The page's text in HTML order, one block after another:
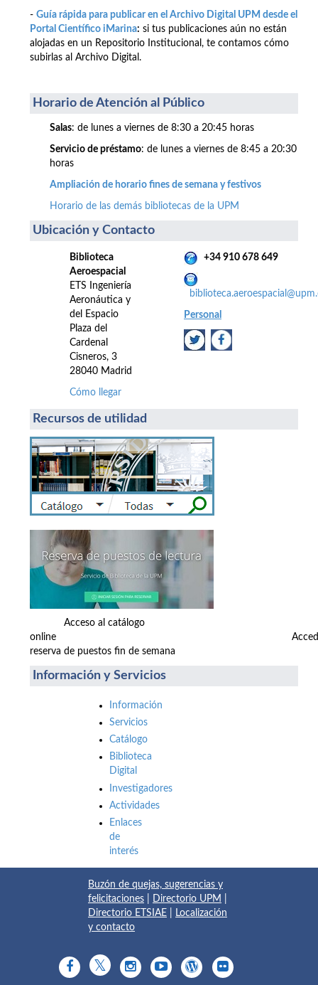
- Guía rápida para publicar en el Archivo Digital UPM desde el
Portal Científico iMarina: si tus publicaciones aún no están
alojadas en un Repositorio Institucional, te contamos cómo
subirlas al Archivo Digital.
Horario de Atención al Público
Salas: de lunes a viernes de 8:30 a 20:45 horas
Servicio de préstamo: de lunes a viernes de 8:45 a 20:30
horas
Ampliación de horario fines de semana y festivos
Horario de las demás bibliotecas de la UPM
Ubicación y Contacto
Biblioteca
Aeroespacial
ETS Ingeniería
Aeronáutica y
del Espacio
Plaza del
Cardenal
Cisneros, 3
28040 Madrid
Cómo llegar
+34 910 678 649
Personal
Recursos de utilidad
Acceso al catálogo
online
reserva de puestos fin de semana
Información y Servicios
Información
Servicios
Catálogo
Biblioteca
Digital
Investigadores
Actividades
Enlaces
de
interés
Buzón de quejas, sugerencias y
felicitaciones
Directorio UPM
Directorio ETSIAE
Localización
y contacto